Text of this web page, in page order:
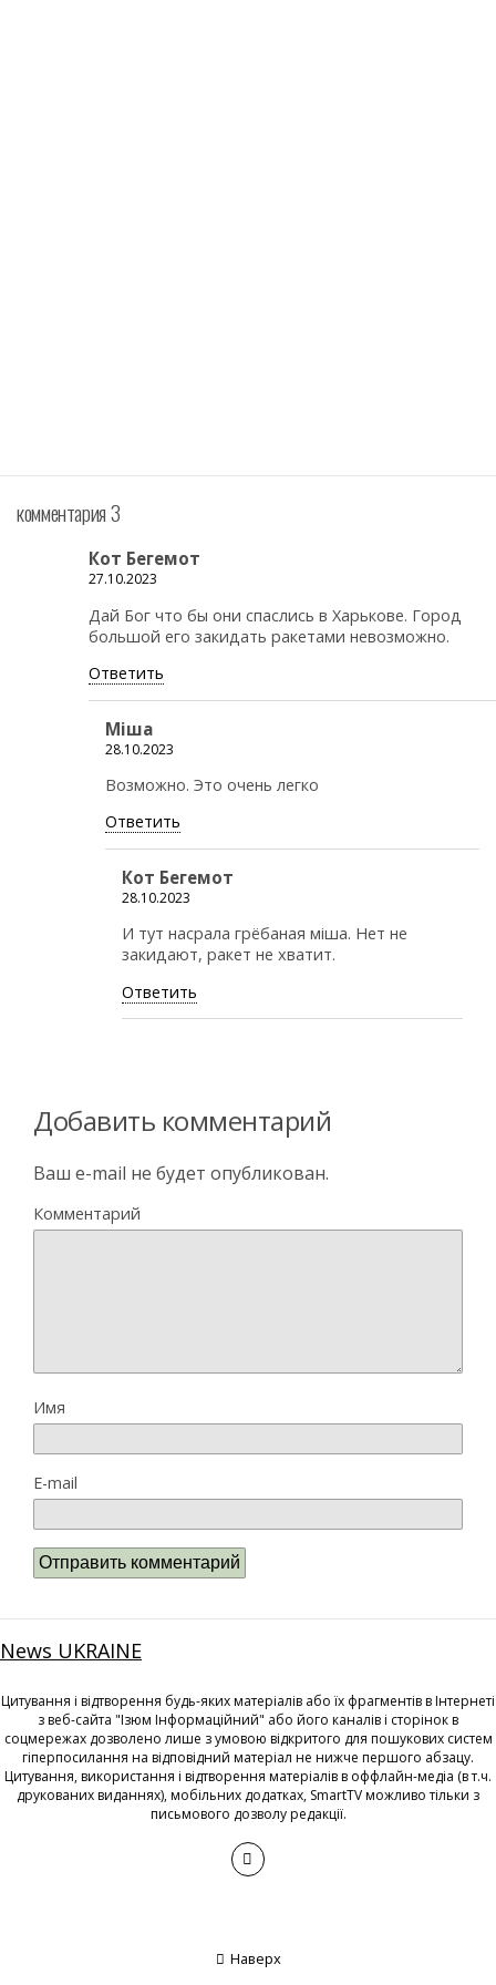
комментария 3
Кот Бегемот
27.10.2023
Дай Бог что бы они спаслись в Харькове. Город
большой его закидать ракетами невозможно.
Ответить
Міша
28.10.2023
Возможно. Это очень легко
Ответить
Кот Бегемот
28.10.2023
И тут насрала грёбаная мiша. Нет не
закидают, ракет не хватит.
Ответить
Добавить комментарий
Ваш e-mail не будет опубликован.
Комментарий
Имя
E-mail
News UKRAINE
Цитування і відтворення будь-яких матеріалів або їх фрагментів в Інтернеті
з веб-сайта "Ізюм Інформаційний" або його каналів і сторінок в
соцмережах дозволено лише з умовою відкритого для пошукових систем
гіперпосилання на відповідний матеріал не нижче першого абзацу.
Цитування, використання і відтворення матеріалів в оффлайн-медіа (в т.ч.
друкованих виданнях), мобільних додатках, SmartTV можливо тільки з
письмового дозволу редакції.
Наверх